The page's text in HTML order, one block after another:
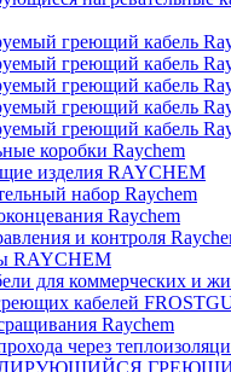
греющий кабель
греющий кабель
греющий кабель
греющий кабель
греющий кабель
коробки Raychem
изделия RAYCHEM
набор Raychem
Raychem
и контроля
RAYCHEM
для коммерческих и
кабелей
Raychem
через